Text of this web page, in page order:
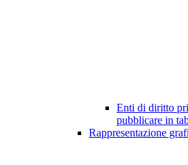
Enti di diritto
pubblicare in
Rappresentazione